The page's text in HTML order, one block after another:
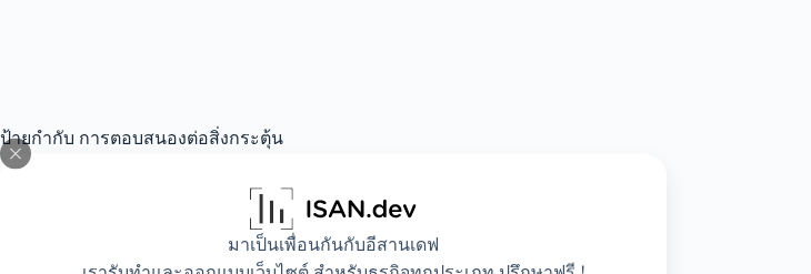
มาเป็นเพื่อนกันกับอีสานเดฟ
ป้ายกำกับ การตอบสนองต่อสิ่งกระตุ้น
Lifestyle